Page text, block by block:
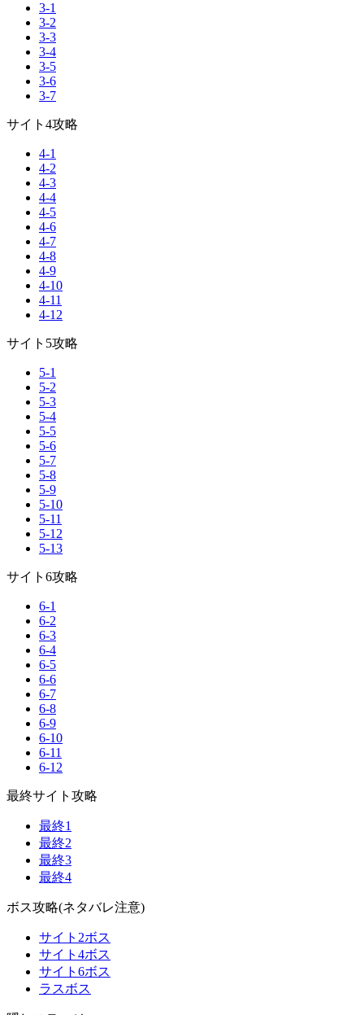
3-1
3-2
3-3
3-4
3-5
3-6
3-7
サイト4攻略
4-1
4-2
4-3
4-4
4-5
4-6
4-7
4-8
4-9
4-10
4-11
4-12
サイト5攻略
5-1
5-2
5-3
5-4
5-5
5-6
5-7
5-8
5-9
5-10
5-11
5-12
5-13
サイト6攻略
6-1
6-2
6-3
6-4
6-5
6-6
6-7
6-8
6-9
6-10
6-11
6-12
最終サイト攻略
最終1
最終2
最終3
最終4
ボス攻略(ネタバレ注意)
サイト2ボス
サイト4ボス
サイト6ボス
ラスボス